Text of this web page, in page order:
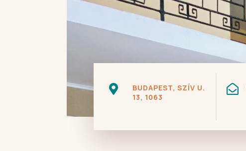

BUDAPEST, SZÍV U.
13, 1063
